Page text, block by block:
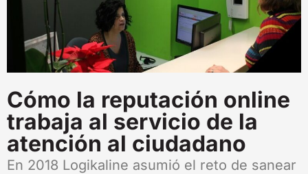
Cómo la reputación online
trabaja al servicio de la
atención al ciudadano
En 2018 Logikaline asumió el reto de sanear